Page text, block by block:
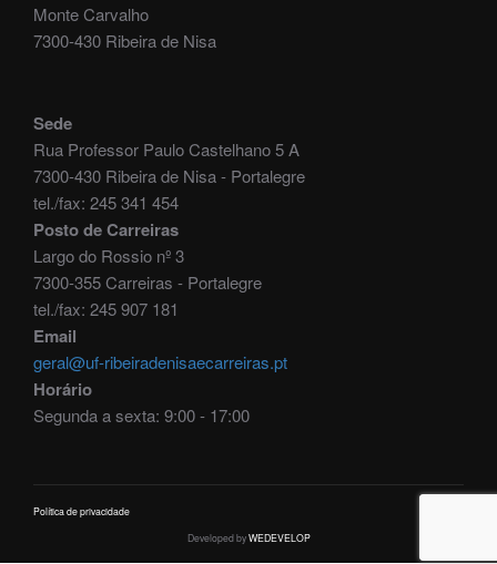
Monte Carvalho
7300-430 Ribeira de Nisa
Sede
Rua Professor Paulo Castelhano 5 A
7300-430 Ribeira de Nisa - Portalegre
tel./fax: 245 341 454
Posto de Carreiras
Largo do Rossio nº 3
7300-355 Carreiras - Portalegre
tel./fax: 245 907 181
Email
geral@uf-ribeiradenisaecarreiras.pt
Horário
Segunda a sexta: 9:00 - 17:00
Política de privacidade
Developed byWEDEVELOP